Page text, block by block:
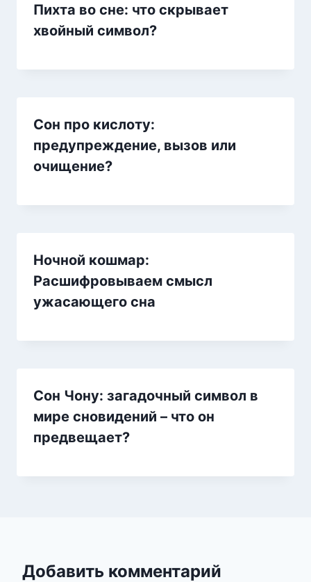
Пихта во сне: что скрывает
хвойный символ?
Сон про кислоту:
предупреждение, вызов или
очищение?
Ночной кошмар:
Расшифровываем смысл
ужасающего сна
Сон Чону: загадочный символ в
мире сновидений – что он
предвещает?
Добавить комментарий